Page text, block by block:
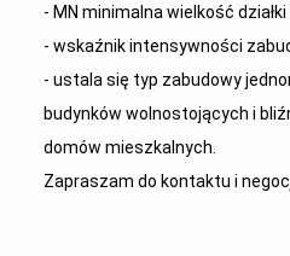
- MN minimalna wielkość
- wskaźnik intensywności
- ustala się typ zabudowy
budynków wolnostojących i
domów mieszkalnych.
Zapraszam do kontaktu i